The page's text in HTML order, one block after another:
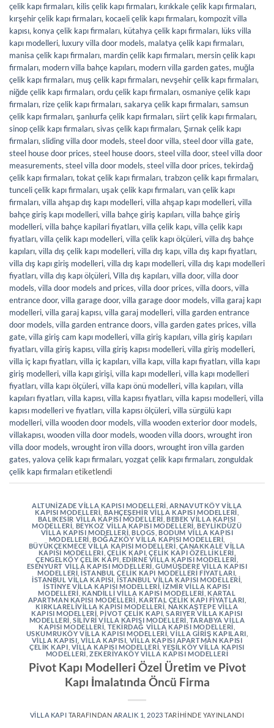
çelik kapı firmaları, kilis çelik kapı firmaları, kırıkkale çelik kapı firmaları,
kırşehir çelik kapı firmaları, kocaeli çelik kapı firmaları, kompozit villa
kapısı, konya çelik kapı firmaları, kütahya çelik kapı firmaları, lüks villa
kapı modelleri, luxury villa door models, malatya çelik kapı firmaları,
manisa çelik kapı firmaları, mardin çelik kapı firmaları, mersin çelik kapı
firmaları, modern villa bahçe kapıları, modern villa garden gates, muğla
çelik kapı firmaları, muş çelik kapı firmaları, nevşehir çelik kapı firmaları,
niğde çelik kapı firmaları, ordu çelik kapı firmaları, osmaniye çelik kapı
firmaları, rize çelik kapı firmaları, sakarya çelik kapı firmaları, samsun
çelik kapı firmaları, şanlıurfa çelik kapı firmaları, siirt çelik kapı firmaları,
sinop çelik kapı firmaları, sivas çelik kapı firmaları, Şırnak çelik kapı
firmaları, sliding villa door models, steel door villa, steel door villa gate,
steel house door prices, steel house doors, steel villa door, steel villa door
measurements, steel villa door models, steel villa door prices, tekirdağ
çelik kapı firmaları, tokat çelik kapı firmaları, trabzon çelik kapı firmaları,
tunceli çelik kapı firmaları, uşak çelik kapı firmaları, van çelik kapı
firmaları, villa ahşap dış kapı modelleri, villa ahşap kapı modelleri, villa
bahçe giriş kapı modelleri, villa bahçe giriş kapıları, villa bahçe giriş
modelleri, villa bahçe kapilari fiyatları, villa çelik kapı, villa çelik kapı
fiyatları, villa çelik kapı modelleri, villa çelik kapı ölçüleri, villa dış bahçe
kapıları, villa dış çelik kapı modelleri, villa dış kapı, villa dış kapı fiyatları,
villa dış kapı giriş modelleri, villa dış kapı modelleri, villa dış kapı modelleri
fiyatları, villa dış kapı ölçüleri, Villa dış kapıları, villa door, villa door
models, villa door models and prices, villa door prices, villa doors, villa
entrance door, villa garage door, villa garage door models, villa garaj kapı
modelleri, villa garaj kapısı, villa garaj modelleri, villa garden entrance
door models, villa garden entrance doors, villa garden gates prices, villa
gate, villa giriş cam kapı modelleri, villa giriş kapıları, villa giriş kapıları
fiyatları, villa giriş kapısı, villa giriş kapısı modelleri, villa giriş modelleri,
villa iç kapı fiyatları, villa iç kapıları, villa kapı, villa kapı fiyatları, villa kapı
giriş modelleri, villa kapı girişi, villa kapı modelleri, villa kapı modelleri
fiyatları, villa kapı ölçüleri, villa kapı önü modelleri, villa kapıları, villa
kapıları fiyatları, villa kapısı, villa kapısı fiyatları, villa kapısı modelleri, villa
kapısı modelleri ve fiyatları, villa kapısı ölçüleri, villa sürgülü kapı
modelleri, villa wooden door models, villa wooden exterior door models,
villakapısı, wooden villa door models, wooden villa doors, wrought iron
villa door models, wrought iron villa doors, wrought iron villa garden
gates, yalova çelik kapı firmaları, yozgat çelik kapı firmaları, zonguldak
çelik kapı firmalarıetiketlendi
ALTUNIZADE VILLA KAPISI MODELLERI ARNAVUTKÖY VILLA
KAPISI MODELLERI BAHÇEŞEHIR VILLA KAPISI MODELLERI
BALIKESIR VILLA KAPISI MODELLERI BEBEK VILLA KAPISI
MODELLERI BEYKOZ VILLA KAPISI MODELLERI BEYLIKDÜZÜ
VILLA KAPISI MODELLERI ,BLOGS ,BODUM VILLA KAPISI
MODELLERI ,BOĞAZKÖY VILLA KAPISI MODELLERI
BÜYÜKÇEKMECE VILLA KAPISI MODELLERI ÇANAKKALE VILLA
KAPISI MODELLERI ÇELIK KAPI ,ÇELIK KAPI ÖZELLIKLERI
ÇENGELKÖY ÇELIK KAPI EDIRNE VILLA KAPISI MODELLERI
ESENYURT VILLA KAPISI MODELLERI ,GÜMÜŞDERE VILLA KAPISI
MODELLERI ,İSTANBUL ÇELIK KAPI MODELLERI FIYATLARI
İSTANBUL VILLA KAPISI İSTANBUL VILLA KAPISI MODELLERI
İSTINYE VILLA KAPISI MODELLERI ,İZMIR VILLA KAPISI
MODELLERI KANDILLI VILLA KAPISI MODELLERI KARTAL
APARTMAN KAPISI MODELLERI KARTAL ÇELIK KAPI FIYATLARI
KIRKLARELIVILLA KAPISI MODELLERI NAKKAŞTEPE VILLA
KAPISI MODELLERI PIVOT ÇELIK KAPI ,SARIYER VILLA KAPISI
MODELLERI SILIVRI VILLA KAPISI MODELLERI TARABYA VILLA
KAPISI MODELLERI TEKIRDAĞ VILLA KAPISI MODELLERI
USKUMRUKÖY VILLA KAPISI MODELLERI ,VILLA GIRIŞ KAPILARI
VILLA KAPISI VILLA KAPISI VILLA KAPISI APARTMAN KAPISI
ÇELIK KAPI VILLA KAPISI MODELLERI ,YEŞILKÖY VILLA KAPISI
MODELLERI ,ZEKERIYAKÖY VILLA KAPISI MODELLERI
Pivot Kapı Modelleri Özel Üretim ve Pivot
Kapı İmalatında Öncü Firma
VILLA KAPI TARAFINDAN ARALIK 1, 2023 TARIHINDE YAYINLANDI